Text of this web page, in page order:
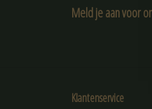
Meld je aan voor
Klantenservice